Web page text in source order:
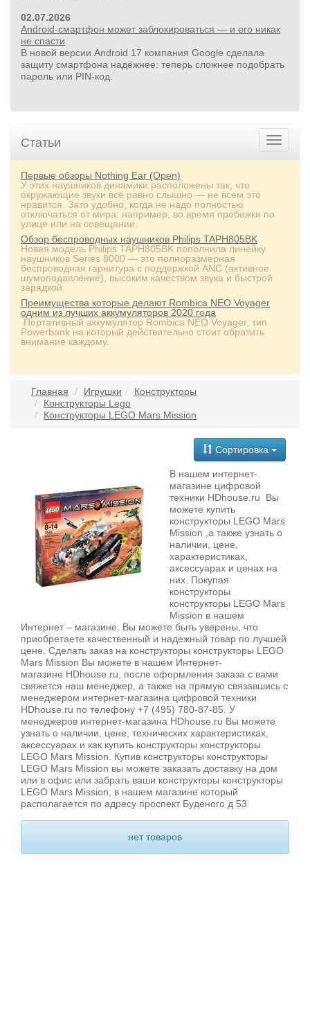
02.07.2026
Android-смартфон может заблокироваться — и его никак
не спасти
В новой версии Android 17 компания Google сделала
защиту смартфона надёжнее: теперь сложнее подобрать
пароль или PIN‑код.
Статьи
Первые обзоры Nothing Ear (Open)
У этих наушников динамики расположены так, что
окружающие звуки всё равно слышно — не всем это
нравится. Зато удобно, когда не надо полностью
отключаться от мира: например, во время пробежки по
улице или на совещании.
Обзор беспроводных наушников Philips TAPH805BK
Новая модель Philips TAPH805BK пополнила линейку
наушников Series 8000 — это полноразмерная
беспроводная гарнитура с поддержкой ANC (активное
шумоподавление), высоким качеством звука и быстрой
зарядкой.
Преимущества которые делают Rombica NEO Voyager
одним из лучших аккумуляторов 2020 года
Портативный аккумулятор Rombica NEO Voyager, тип
Powerbank на который действительно стоит обратить
внимание каждому.
Главная Игрушки
Конструкторы
Конструкторы Lego
Конструкторы LEGO Mars Mission
Сортировка
В нашем интернет-
магазине цифровой
техники HDhouse.ru Вы
можете купить
конструкторы LEGO Mars
Mission ,а также узнать о
наличии, цене,
характеристиках,
аксессуарах и ценах на
них. Покупая
конструкторы
конструкторы LEGO Mars
Mission в нашем
Интернет – магазине, Вы можете быть уверены, что
приобретаете качественный и надежный товар по лучшей
цене. Сделать заказ на конструкторы конструкторы LEGO
Mars Mission Вы можете в нашем Интернет-
магазине HDhouse.ru, после оформления заказа с вами
свяжется наш менеджер, а также на прямую связавшись с
менеджером интернет-магазина цифровой техники
HDhouse.ru по телефону +7 (495) 780-87-85. У
менеджеров интернет-магазина HDhouse.ru Вы можете
узнать о наличии, цене, технических характеристиках,
аксессуарах и как купить конструкторы конструкторы
LEGO Mars Mission. Купив конструкторы конструкторы
LEGO Mars Mission вы можете заказать доставку на дом
или в офис или забрать ваши конструкторы конструкторы
LEGO Mars Mission, в нашем магазине который
располагается по адресу проспект Буденого д 53
нет товаров